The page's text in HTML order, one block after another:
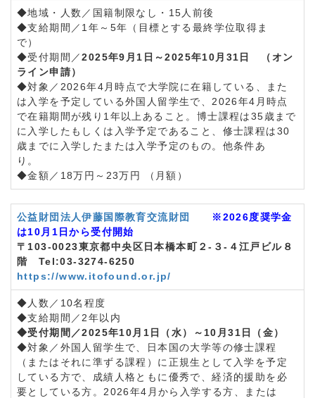
◆地域・人数／国籍制限なし・15人前後
◆支給期間／1年～5年（目標とする最終学位取得ま
で）
◆受付期間／2025年9月1日～2025年10月31日 （オン
ライン申請）
◆対象／2026年4月時点で大学院に在籍している、また
は入学を予定している外国人留学生で、2026年4月時点
で在籍期間が残り1年以上あること。博士課程は35歳まで
に入学したもしくは入学予定であること、修士課程は30
歳までに入学したまたは入学予定のもの。他条件あ
り。
◆金額／18万円～23万円 （月額）
公益財団法人伊藤国際教育交流財団
※2026度奨学金
は10月1日から受付開始
〒103-0023東京都中央区日本橋本町２-３-４江戸ビル８
階 Tel:03-3274-6250
https://www.itofound.or.jp/
◆人数／10名程度
◆支給期間／2年以内
◆受付期間／2025年10月1日（水）～10月31日（金）
◆対象／外国人留学生で、日本国の大学等の修士課程
（またはそれに準ずる課程）に正規生として入学を予定
している方で、成績人格ともに優秀で、経済的援助を必
要としている方。2026年4月から入学する方、または